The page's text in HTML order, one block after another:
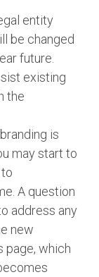
entity
be changed
future.
existing
the
is
may start to
A question
address any
new
page, which